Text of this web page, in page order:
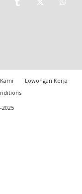
Lowongan Kerja